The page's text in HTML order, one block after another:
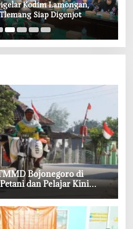
Kodim Lamongan,
Siap Digenjot
Bojonegoro di
dan Pelajar Kini